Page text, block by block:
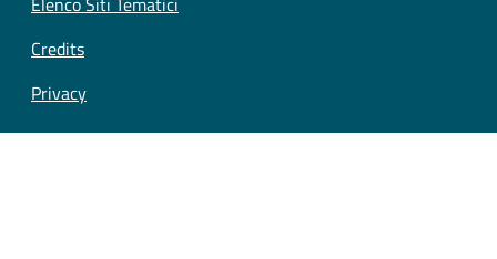
Credits
Privacy